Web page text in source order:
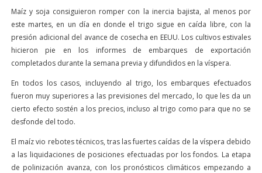
Maíz y soja consiguieron romper con la inercia bajista, al menos por
este martes, en un día en donde el trigo sigue en caída libre, con la
presión adicional del avance de cosecha en EEUU. Los cultivos estivales
hicieron pie en los informes de embarques de exportación
completados durante la semana previa y difundidos en la víspera.
En todos los casos, incluyendo al trigo, los embarques efectuados
fueron muy superiores a las previsiones del mercado, lo que les da un
cierto efecto sostén a los precios, incluso al trigo como para que no se
desfonde del todo.
El maíz vio rebotes técnicos, tras las fuertes caídas de la víspera debido
a las liquidaciones de posiciones efectuadas por los fondos. La etapa
de polinización avanza, con los pronósticos climáticos empezando a